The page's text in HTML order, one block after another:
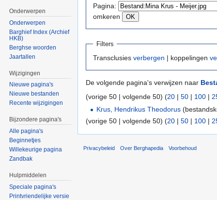
Pagina:
omkeren
Filters
Transclusies verbergen | koppelingen
De volgende pagina's verwijzen naar
(vorige 50 | volgende 50) (20 | 50 | 100 |
Krus, Hendrikus Theodorus
(vorige 50 | volgende 50) (20 | 50 | 100 |
Onderwerpen
Onderwerpen
Barghief Index (Archief
HKB)
Berghse woorden
Jaartallen
Wijzigingen
Nieuwe pagina's
Nieuwe bestanden
Recente wijzigingen
Bijzondere pagina's
Alle pagina's
Beginnetjes
Willekeurige pagina
Zandbak
Hulpmiddelen
Speciale pagina's
Printvriendelijke versie
Privacybeleid Over Berghapedia Voorbehoud